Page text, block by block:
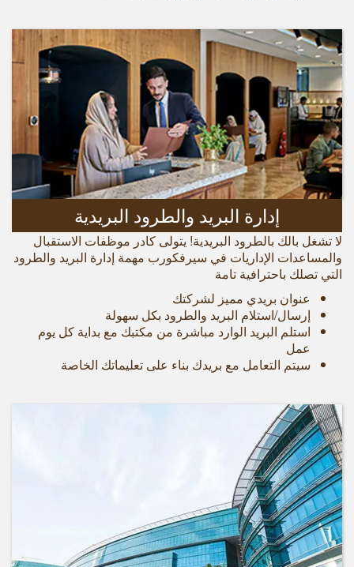
إدارة البريد والطرود البريدية
لا تشغل بالك بالطرود البريدية! يتولى كادر موظفات الاستقبال
والمساعدات الإداريات في سيرفكورب مهمة إدارة البريد والطرود
التي تصلك باحترافية تامة
عنوان بريدي مميز لشركتك
إرسال/استلام البريد والطرود بكل سهولة
استلم البريد الوارد مباشرة من مكتبك مع بداية كل يوم
عمل
سيتم التعامل مع بريدك بناء على تعليماتك الخاصة